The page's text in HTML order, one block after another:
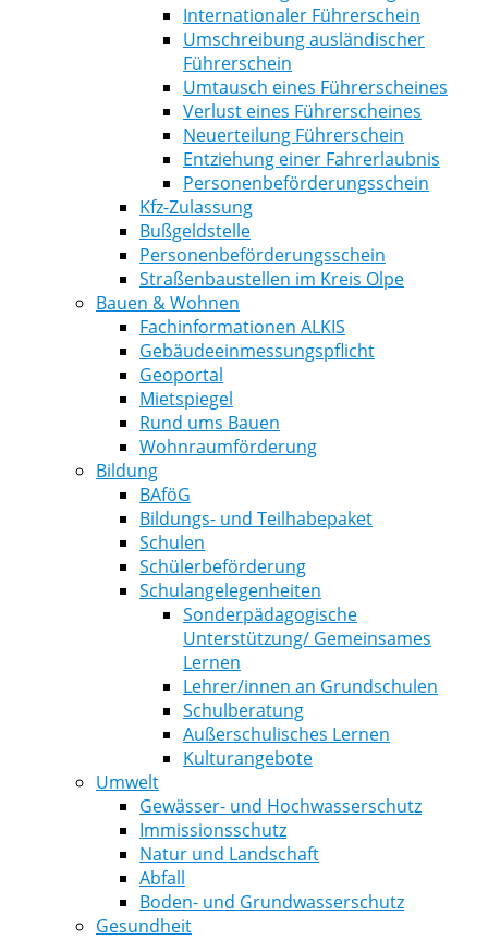
Internationaler Führerschein
Umschreibung ausländischer
Führerschein
Umtausch eines Führerscheines
Verlust eines Führerscheines
Neuerteilung Führerschein
Entziehung einer Fahrerlaubnis
Personenbeförderungsschein
Kfz-Zulassung
Bußgeldstelle
Personenbeförderungsschein
Straßenbaustellen im Kreis Olpe
Bauen & Wohnen
Fachinformationen ALKIS
Gebäudeeinmessungspflicht
Geoportal
Mietspiegel
Rund ums Bauen
Wohnraumförderung
Bildung
BAföG
Bildungs- und Teilhabepaket
Schulen
Schülerbeförderung
Schulangelegenheiten
Sonderpädagogische
Unterstützung/ Gemeinsames
Lernen
Lehrer/innen an Grundschulen
Schulberatung
Außerschulisches Lernen
Kulturangebote
Umwelt
Gewässer- und Hochwasserschutz
Immissionsschutz
Natur und Landschaft
Abfall
Boden- und Grundwasserschutz
Gesundheit